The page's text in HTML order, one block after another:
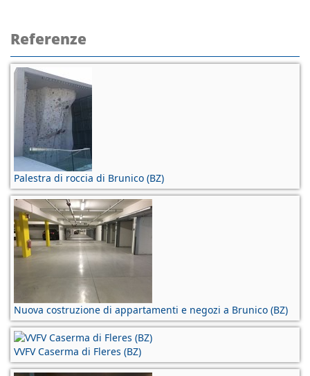
Referenze
Palestra di roccia di Brunico (BZ)
Nuova costruzione di appartamenti e negozi a Brunico (BZ)
VVFV Caserma di Fleres (BZ)